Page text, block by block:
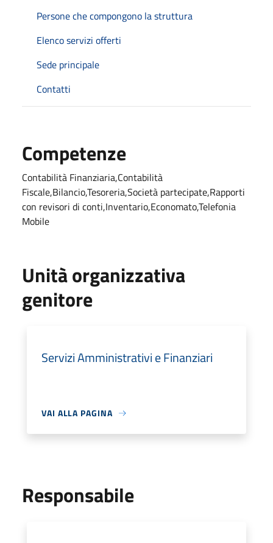
Persone che compongono la struttura
Elenco servizi offerti
Sede principale
Contatti
Competenze
Contabilità Finanziaria,Contabilità
Fiscale,Bilancio,Tesoreria,Società partecipate,Rapporti
con revisori di conti,Inventario,Economato,Telefonia
Mobile
Unità organizzativa
genitore
Servizi Amministrativi e Finanziari
VAI ALLA PAGINA
Responsabile